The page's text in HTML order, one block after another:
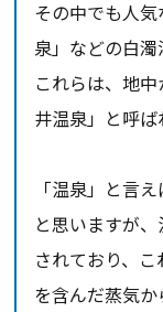
その中でも人
泉」などの白濁
これらは、地
井温泉」と呼ば
「温泉」と言
と思いますが
されており、
を含んだ蒸気